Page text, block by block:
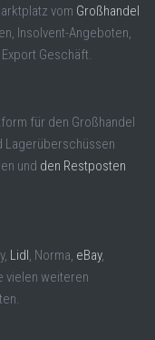
vom Großhandel
Insolvent-Angeboten,
Geschäft.
für den Großhandel
Lagerüberschüssen
und den Restposten
Lidl, Norma, eBay,
vielen weiteren